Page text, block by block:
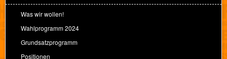
Was wir wollen!
Wahlprogramm 2024
Grundsatzprogramm
Positionen